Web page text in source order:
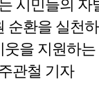
시민들의 자
순환을 실천
을 지원하
관철 기자